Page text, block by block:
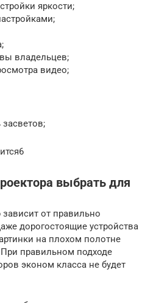
яркости;
владельцев;
видео;
выбрать для
от правильно
дорогостоящие устройства
на плохом полотне
правильном подходе
эконом класса не будет